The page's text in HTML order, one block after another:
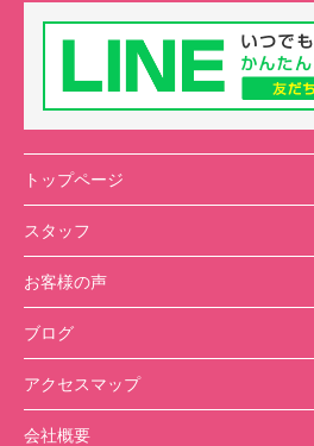
トップページ
スタッフ
お客様の声
ブログ
アクセスマップ
会社概要